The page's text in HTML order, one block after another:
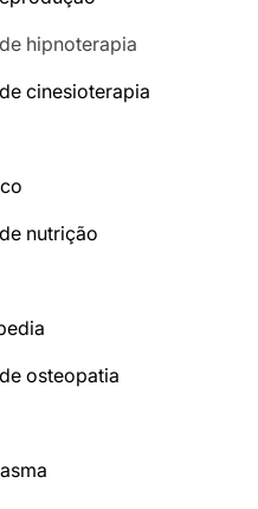
hipnoterapia
cinesioterapia
nutrição
osteopatia